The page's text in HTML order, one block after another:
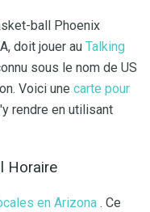
ball Phoenix
doit jouer au Talking
sous le nom de US
Voici une carte pour
rendre en utilisant
Horaire
en Arizona . Ce